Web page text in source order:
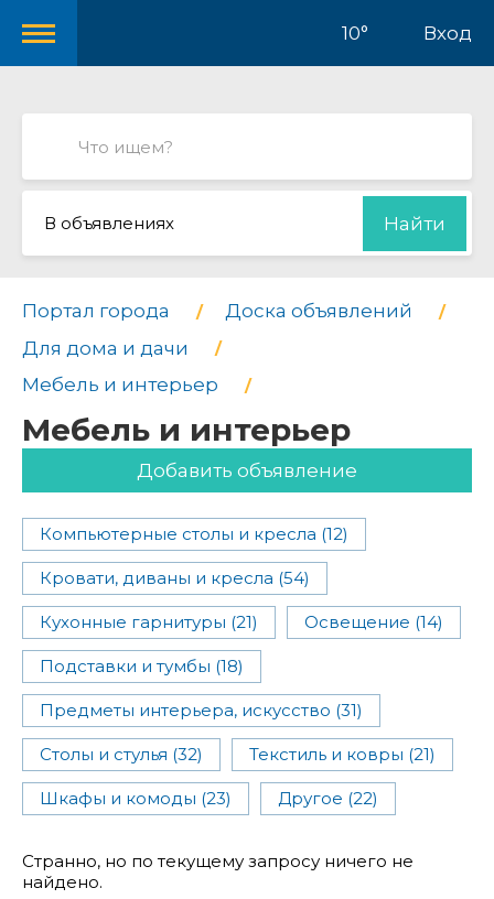
10° Вход
В объявлениях Найти
Портал города
Доска объявлений
Для дома и дачи
Мебель и интерьер
Мебель и интерьер
Добавить объявление
Компьютерные столы и кресла (12)
Кровати, диваны и кресла (54)
Кухонные гарнитуры (21) Освещение (14)
Подставки и тумбы (18)
Предметы интерьера, искусство (31)
Столы и стулья (32) Текстиль и ковры (21)
Шкафы и комоды (23) Другое (22)
Странно, но по текущему запросу ничего не
найдено.